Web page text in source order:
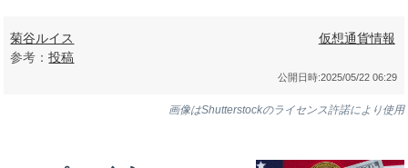
菊谷ルイス
参考：投稿
仮想通貨情報
公開日時:2025/05/22 06:29
画像はShutterstockのライセンス許諾により使用